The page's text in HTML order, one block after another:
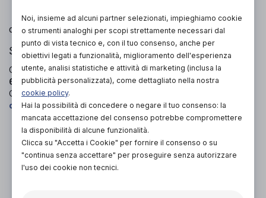
di Loren
SCARPE ORTOPEDICHE
Codice OTGP:LORGT19628| Riferimento produttore:
60890.71T.001| Codice Nomenclatore tariffario:06.33.03
Categoria:Calzature ortopediche e plantari
ortopediche»Per donna
PROVA E ACQUISTA IN NEGOZIO
DA 118,00€
PROVA E NOLEGGIA IN NEGOZIO
Noi, insieme ad alcuni partner selezionati, impieghiamo cookie
o strumenti analoghi per scopi strettamente necessari dal
punto di vista tecnico e, con il tuo consenso, anche per
obiettivi legati a funzionalità, miglioramento dell'esperienza
utente, analisi statistiche e attività di marketing (inclusa la
pubblicità personalizzata), come dettagliato nella nostra
cookie policy.
Hai la possibilità di concedere o negare il tuo consenso: la
mancata accettazione del consenso potrebbe compromettere
la disponibilità di alcune funzionalità.
Clicca su "Accetta i Cookie" per fornire il consenso o su
"continua senza accettare" per proseguire senza autorizzare
l'uso dei cookie non tecnici.